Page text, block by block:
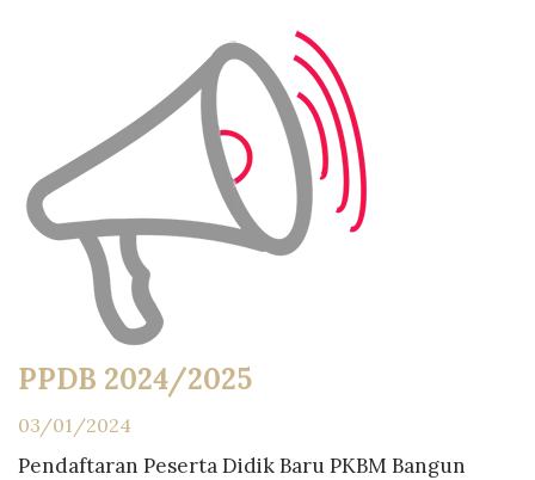
PPDB 2024/2025
03/01/2024
Pendaftaran Peserta Didik Baru PKBM Bangun